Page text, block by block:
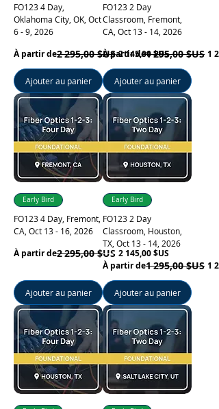
Learn More
FO123 4 Day,
Oklahoma City, OK, Oct
6 - 9, 2026
À partir de
Prix original2 295,00 $US 2 145,00 $US
Prix promotionnel
Ajouter au panier
FO123 2 Day
Classroom, Fremont,
CA, Oct 13 - 14, 2026
À partir de
Prix original1 295,00 $US 1
Prix promotionnel
Ajouter au panier
Early Bird
FO123 4 Day, Fremont,
CA, Oct 13 - 16, 2026
À partir de
Prix original2 295,00 $US 2 145,00 $US
Prix promotionnel
Ajouter au panier
Early Bird
FO123 2 Day
Classroom, Houston,
TX, Oct 13 - 14, 2026
À partir de
Prix original1 295,00 $US 1
Prix promotionnel
Ajouter au panier